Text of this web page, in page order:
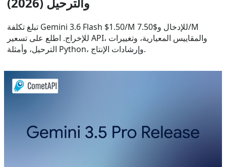
تبلغ تكلفة Gemini 3.6 Flash $1.50/M للإدخال و$7.50/M
للإخراج. اطلع على تسعير API، والمقاييس المعيارية، وتغييرات
الترحيل، وأمثلة Python، وإرشادات الإنتاج.